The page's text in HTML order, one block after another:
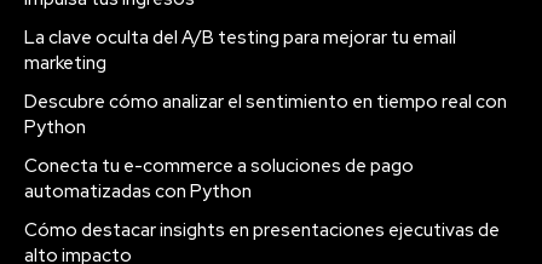
La clave oculta del A/B testing para mejorar tu email
marketing
Descubre cómo analizar el sentimiento en tiempo real con
Python
Conecta tu e-commerce a soluciones de pago
automatizadas con Python
Cómo destacar insights en presentaciones ejecutivas de
alto impacto